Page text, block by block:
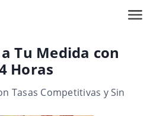
Tu Medida con
Horas
Tasas Competitivas y Sin